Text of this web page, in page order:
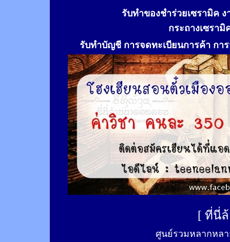
รับทำของชำร่วยเซรามิค
กระถางเซรา
รับทำบัญชี การจดทะเบียนการค้า กา
[ ที่นี่
ศูนย์รวมหลากหลา